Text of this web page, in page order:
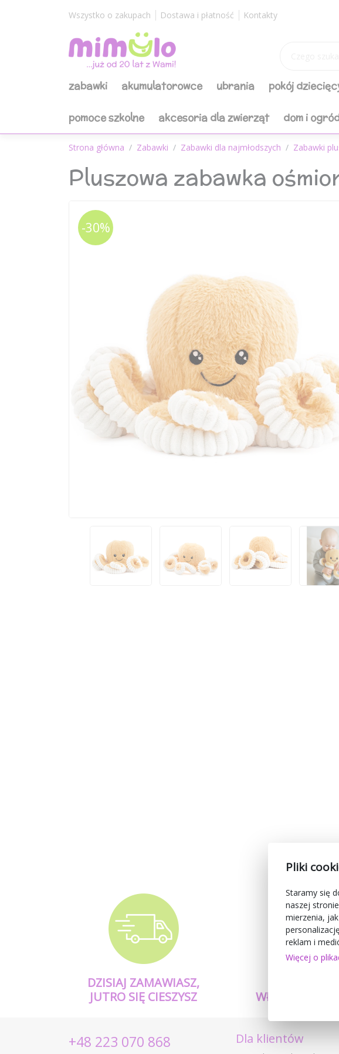
Wszystko o zakupach Dostawa i płatność Kontakty
zabawki akumulatorowce ubrania pokój
pomoce szkolne akcesoria dla zwierząt dom i
Strona główna Zabawki Zabawki dla najmłodszych Zabawki
Pluszowa zabawka
-30%
DZISIAJ ZAMAWIASZ,
JUTRO SIĘ CIESZYSZ
WŁASNE
+48 223 070 868
Dla klientów
Pliki
Staramy się
naszej
mierzenia,
reklam i
Więcej o